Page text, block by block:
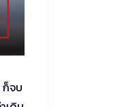
ก็จบ